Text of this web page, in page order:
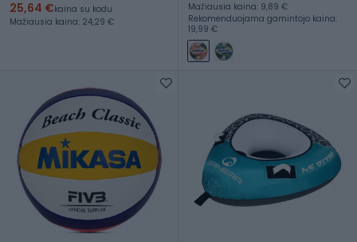
25,64 €kaina su kodu
Mažiausia kaina: 24,29 €
Mažiausia kaina: 9,89 €
Rekomenduojama gamintojo kaina:
19,99 €